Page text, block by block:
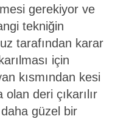
gerekiyor ve
tekniğin
tarafından karar
için
kısmından kesi
deri çıkarılır
güzel bir